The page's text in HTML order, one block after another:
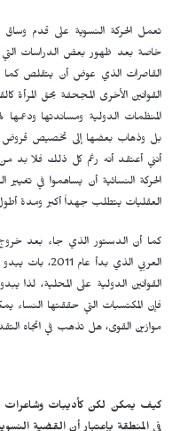
تعمل الحركة النسوية على قدم
خاصة بعد ظهور بعض الدراسات
القاصرات الذي عوض أن يتقلص كما
القوانين الأخرى المجحفة بحق المرأة
المنظمات الدولية ومساندتها ودعمها
بل وذهاب بعضها إلى تخصيص قروض
أنني أعتقد أنه رغم كل ذلك فلا بد
الحركة النسائية أن يساهموا في
العقليات يتطلب جهداً أكبر ومدة
العربي الذي
القوانين الدولية على المحلية، لذا
فإن المكتسبات التي حققتها
موازين القوى، هل تذهب في اتجاه
كيف يمكن لكن كأديبات